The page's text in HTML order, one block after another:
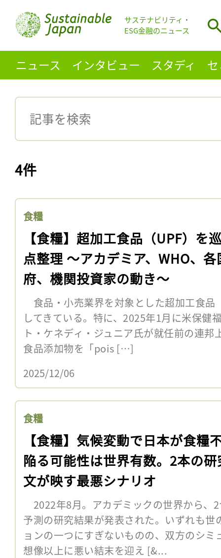
サステナビリティ・
ESG金融のニュース
ニュース インタビュー スタディ
4件
食糧
【食糧】超加工食品（UPF）を
点整理 〜アカデミア、WHO、各
府、機関投資家の動き〜
食品・小売業界を対象とした超加工食品
してきている。特に、2025年1月に米保健
ト・ケネディ・ジュニア氏が就任前の連邦
食品添加物を「pois […]
2025/12/06
食糧
【食糧】気候変動で日本が食糧
陥る可能性は世界有数。2本の研
文が映す最悪シナリオ
2022年8月。アカデミックの世界から、
予測の研究結果が発表された。いずれも
ョンの一つにすぎないものの、双方のシ
想像以上に悪い結末を迎え [&...